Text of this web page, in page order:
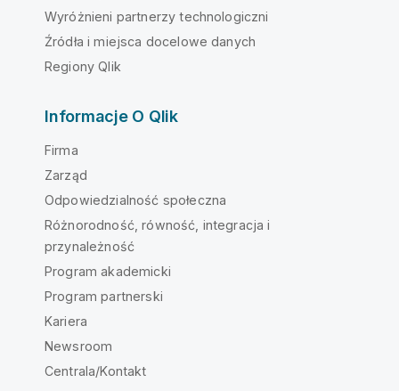
Wyróżnieni partnerzy technologiczni
Źródła i miejsca docelowe danych
Regiony Qlik
Informacje O Qlik
Firma
Zarząd
Odpowiedzialność społeczna
Różnorodność, równość, integracja i
przynależność
Program akademicki
Program partnerski
Kariera
Newsroom
Centrala/Kontakt